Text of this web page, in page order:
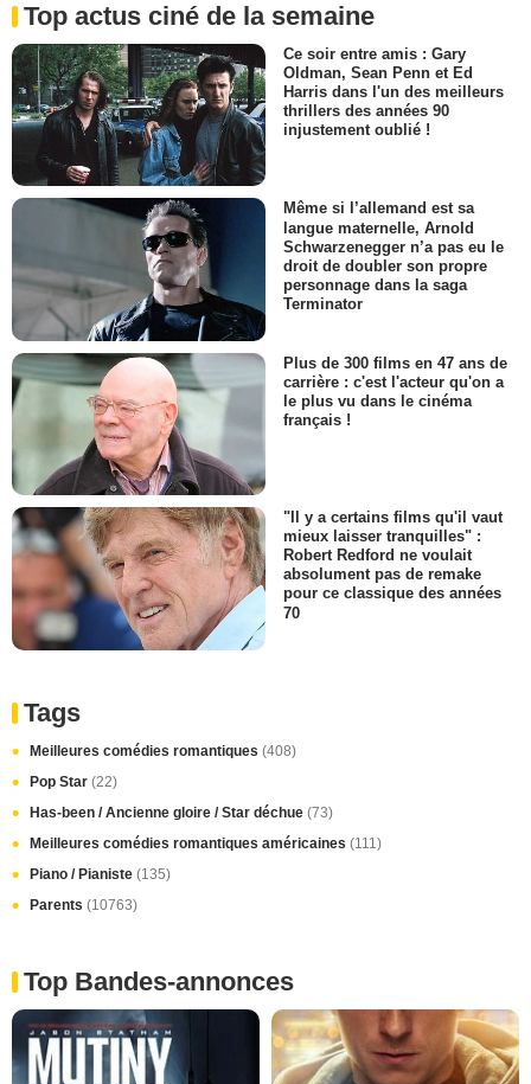
Top actus ciné de la semaine
Ce soir entre amis : Gary
Oldman, Sean Penn et Ed
Harris dans l'un des meilleurs
thrillers des années 90
injustement oublié !
Même si l’allemand est sa
langue maternelle, Arnold
Schwarzenegger n’a pas eu le
droit de doubler son propre
personnage dans la saga
Terminator
Plus de 300 films en 47 ans de
carrière : c'est l'acteur qu'on a
le plus vu dans le cinéma
français !
"Il y a certains films qu'il vaut
mieux laisser tranquilles" :
Robert Redford ne voulait
absolument pas de remake
pour ce classique des années
70
Tags
Meilleures comédies romantiques (408)
Pop Star (22)
Has-been / Ancienne gloire / Star déchue (73)
Meilleures comédies romantiques américaines (111)
Piano / Pianiste (135)
Parents (10763)
Top Bandes-annonces